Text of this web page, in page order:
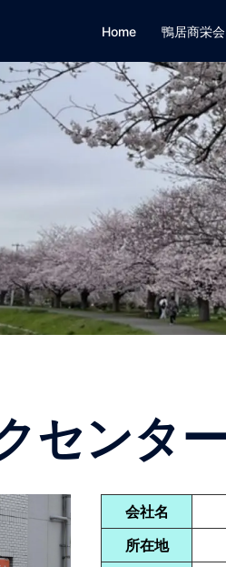
Home 鴨居商栄
センター
会社名
所在地